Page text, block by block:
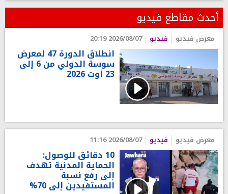
أحدث مقاطع فيديو
معرض فيديو فيديو 2026/08/07 20:19
انطلاق الدورة 47 لمعرض
سوسة الدولي من 6 إلى
23 أوت 2026
معرض فيديو فيديو 2026/08/07 11:16
10 دقائق للوصول:
الحماية المدنية تهدف
إلى رفع نسبة
المستفيدين إلى 70%